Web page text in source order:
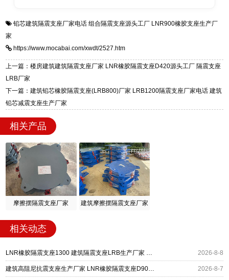
震支座，电话：13323182312，地址：衡水高新
一站式供货厂家，拥有多年行业生产经验，国标
质、检测报告完备，提供选型、深化、供货、安
装指导全套服务，厂址衡水高新区北方工业基地
铅芯建筑隔震支座厂家电话 组合隔震支座源头工厂 LNR900橡胶支座生产厂
家
https://www.mocabai.com/xwdt/2527.htm
上一篇：楼房建筑建筑隔震支座厂家 LNR橡胶隔震支座D420源头工厂 隔震支座
LRB厂家
下一篇：建筑铅芯橡胶隔震支座(LRB800)厂家 LRB1200隔震支座厂家电话 建筑
铅芯减震支座生产厂家
相关产品
摩擦摆隔震支座厂家 建筑摩擦摆隔震支座厂家
相关动态
LNR橡胶隔震支座1300 建筑隔震支座LRB生产厂家 建筑铅芯建筑隔震支座源头工厂 2026-8-8
建筑高阻尼抗震支座生产厂家 LNR橡胶隔震支座D900 铅芯建筑橡胶隔震支座 2026-8-7